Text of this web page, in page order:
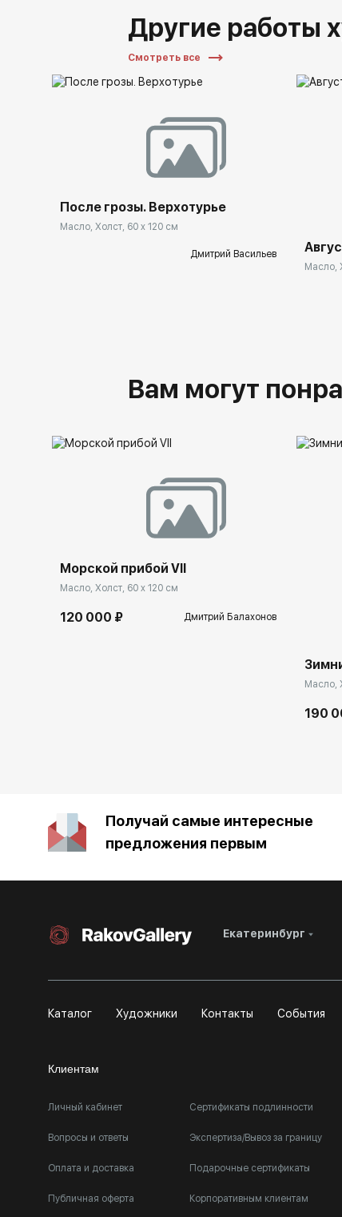
Другие работы
Смотреть все
После грозы. Верхотурье
Масло, Холст, 60 x 120 см
Дмитрий Васильев
Масло,
Вам могут
Морской прибой VII
Масло, Холст, 60 x 120 см
120 000 ₽ Дмитрий Балахонов
Масло,
190
Получай самые интересные
предложения первым
Екатеринбург
Каталог Художники Контакты События
Клиентам
Личный кабинет
Вопросы и ответы
Оплата и доставка
Публичная оферта
Сертификаты подлинности
Экспертиза/Вывоз за границу
Подарочные сертификаты
Корпоративным клиентам